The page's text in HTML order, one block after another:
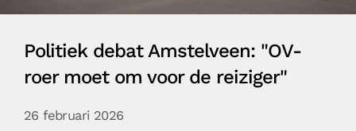
Politiek debat Amstelveen: "OV-
roer moet om voor de reiziger"
26 februari 2026